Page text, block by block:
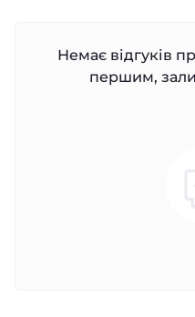
Немає відгуків
першим,